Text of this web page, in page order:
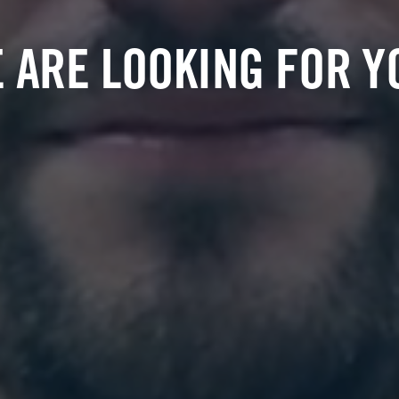
ARE LOOKING FOR